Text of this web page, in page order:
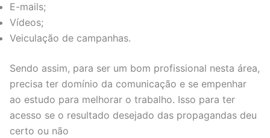
E-mails;
Vídeos;
Veiculação de campanhas.
Sendo assim, para ser um bom profissional nesta área,
precisa ter domínio da comunicação e se empenhar
ao estudo para melhorar o trabalho. Isso para ter
acesso se o resultado desejado das propagandas deu
certo ou não